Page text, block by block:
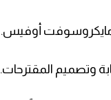
مايكروسوفت أوفيس.
وتصميم المقترحات.